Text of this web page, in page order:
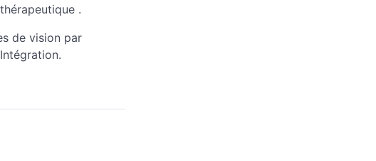
.
de vision par